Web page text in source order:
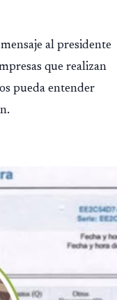
al presidente
que realizan
pueda entender